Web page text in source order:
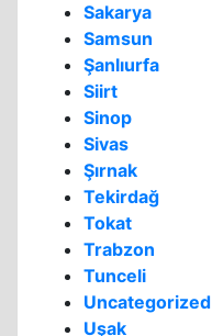
Sakarya
Samsun
Şanlıurfa
Siirt
Sinop
Sivas
Şırnak
Tekirdağ
Tokat
Trabzon
Tunceli
Uncategorized
Uşak